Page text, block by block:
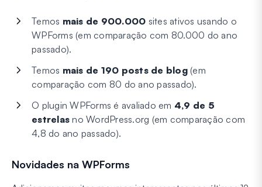
Temos mais de 900.000 sites ativos usando o
WPForms (em comparação com 80.000 do ano
passado).
Temos mais de 190 posts de blog(em
comparação com 80 do ano passado).
O plugin WPForms é avaliado em 4,9 de 5
estrelas no WordPress.org (em comparação com
4,8 do ano passado).
Novidades na WPForms